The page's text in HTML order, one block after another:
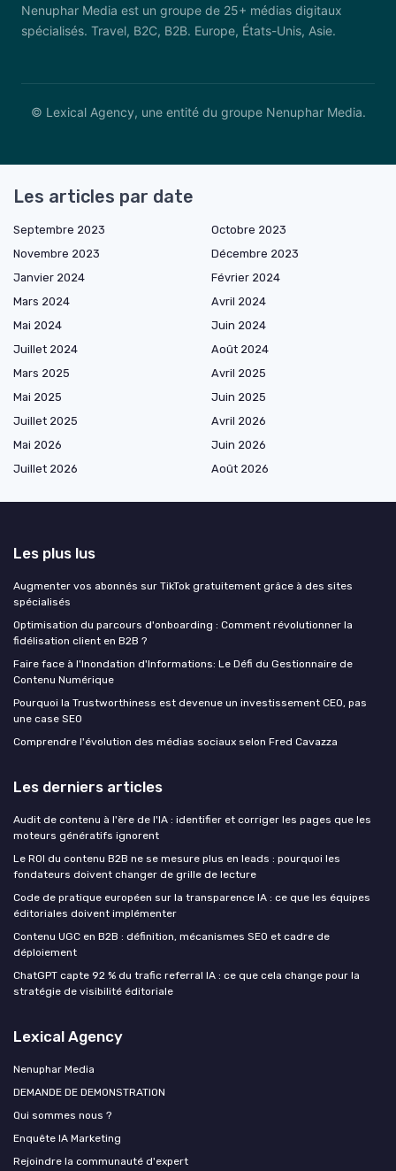
Nenuphar Media est un groupe de 25+ médias digitaux
spécialisés. Travel, B2C, B2B. Europe, États-Unis, Asie.
© Lexical Agency, une entité du groupe Nenuphar Media.
Les articles par date
Septembre 2023
Octobre 2023
Novembre 2023
Décembre 2023
Janvier 2024
Février 2024
Mars 2024
Avril 2024
Mai 2024
Juin 2024
Juillet 2024
Août 2024
Mars 2025
Avril 2025
Mai 2025
Juin 2025
Juillet 2025
Avril 2026
Mai 2026
Juin 2026
Juillet 2026
Août 2026
Les plus lus
Augmenter vos abonnés sur TikTok gratuitement grâce à des sites
spécialisés
Optimisation du parcours d'onboarding : Comment révolutionner la
fidélisation client en B2B ?
Faire face à l'Inondation d'Informations: Le Défi du Gestionnaire de
Contenu Numérique
Pourquoi la Trustworthiness est devenue un investissement CEO, pas
une case SEO
Comprendre l'évolution des médias sociaux selon Fred Cavazza
Les derniers articles
Audit de contenu à l'ère de l'IA : identifier et corriger les pages que les
moteurs génératifs ignorent
Le ROI du contenu B2B ne se mesure plus en leads : pourquoi les
fondateurs doivent changer de grille de lecture
Code de pratique européen sur la transparence IA : ce que les équipes
éditoriales doivent implémenter
Contenu UGC en B2B : définition, mécanismes SEO et cadre de
déploiement
ChatGPT capte 92 % du trafic referral IA : ce que cela change pour la
stratégie de visibilité éditoriale
Lexical Agency
Nenuphar Media
DEMANDE DE DEMONSTRATION
Qui sommes nous ?
Enquête IA Marketing
Rejoindre la communauté d'expert